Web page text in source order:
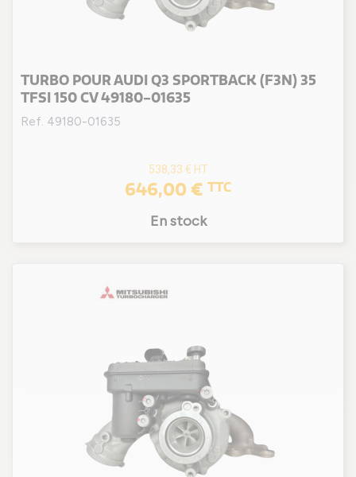
TURBO POUR AUDI Q3 SPORTBACK (F3N) 35
TFSI 150 CV 49180-01635
Ref. 49180-01635
538,33 € HT
646,00 € TTC
En stock